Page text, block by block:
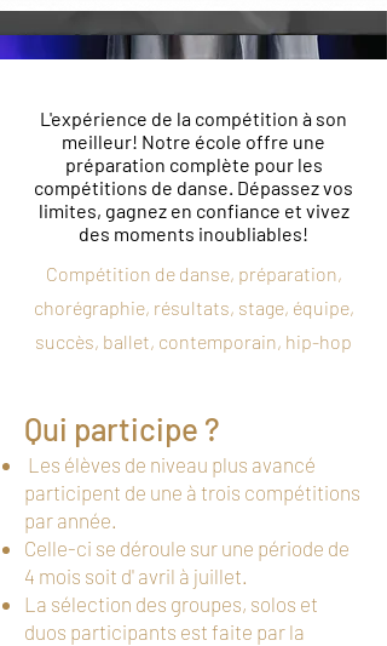
L'expérience de la compétition à son
meilleur! Notre école offre une
préparation complète pour les
compétitions de danse. Dépassez vos
limites, gagnez en confiance et vivez
des moments inoubliables!
Compétition de danse, préparation,
chorégraphie, résultats, stage, équipe,
succès, ballet, contemporain, hip-hop
Qui participe ?
​​ Les élèves de niveau plus avancé
participent de une à trois compétitions
par année.
Celle-ci se déroule sur une période de
4 mois soit d' avril à juillet.
La sélection des groupes, solos et
duos participants est faite par la